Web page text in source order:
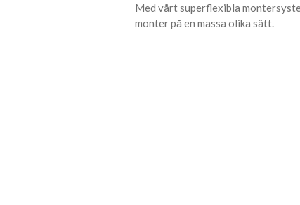
Med vårt superflexibla
monter på en massa olika sätt.